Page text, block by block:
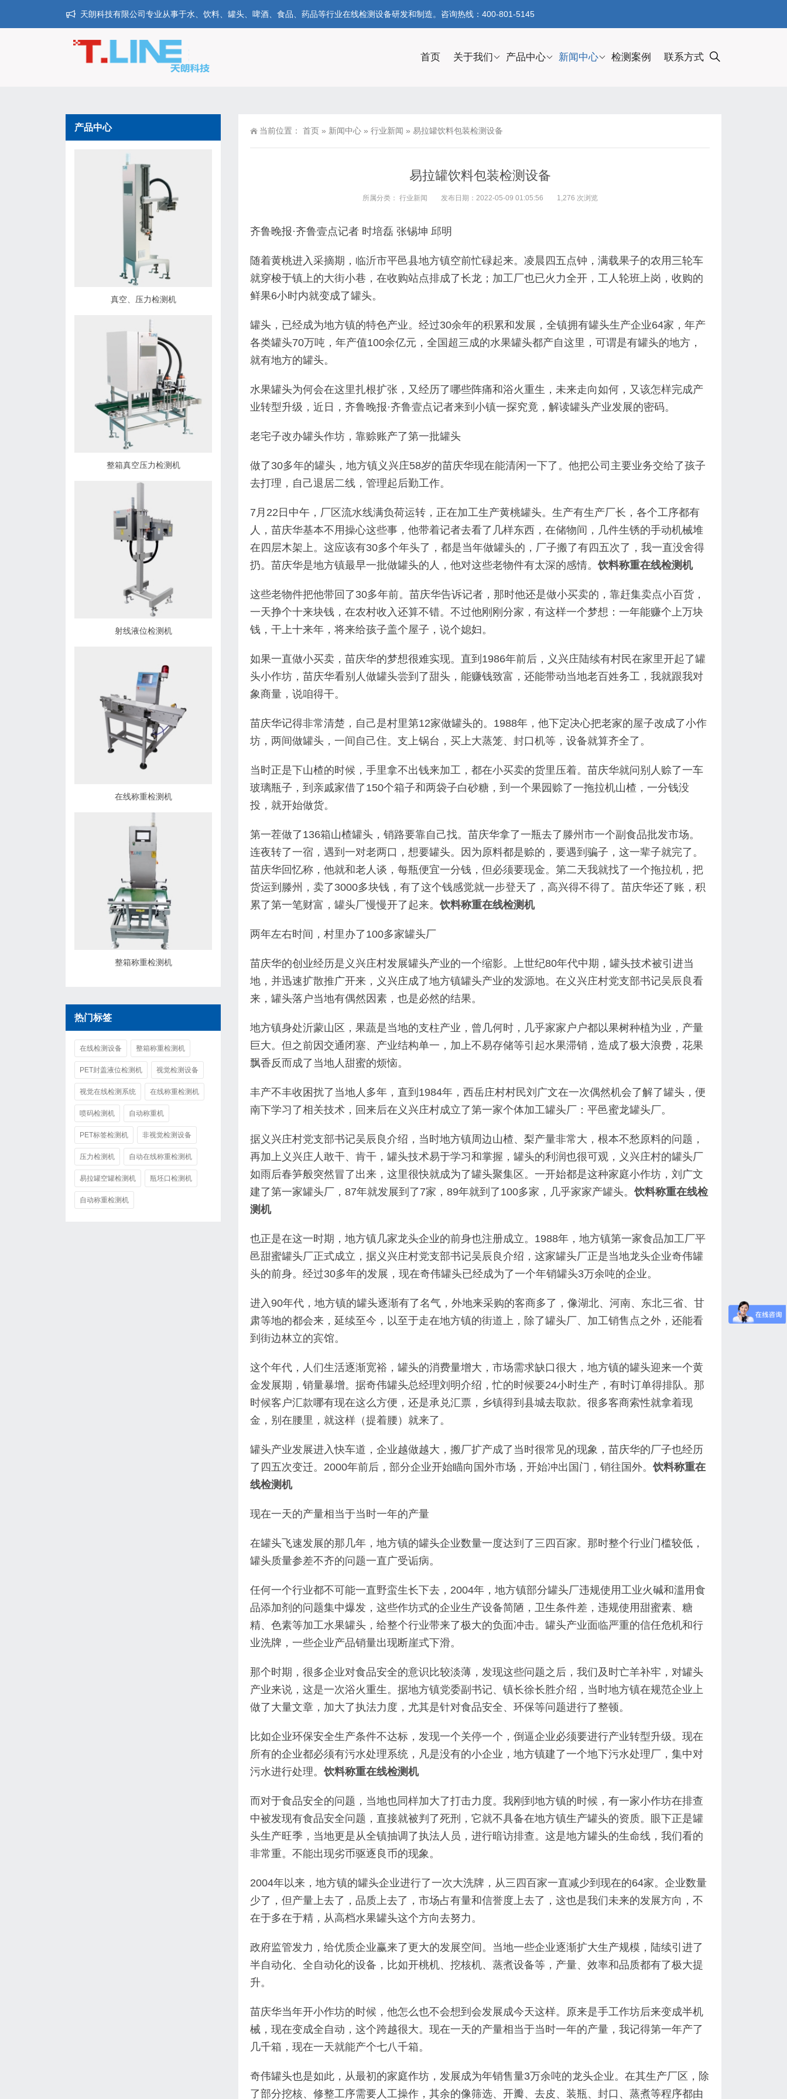
天朗科技有限公司专业从事于水、饮料、罐头、啤酒、食品、药品等行业在线检测设备研发和制造。咨询热线：400-801-5145
首页 关于我们 产品中心 新闻中心 检测案例 联系方式
当前位置： 首页 » 新闻中心 » 行业新闻 » 易拉罐饮料包装检测设备
易拉罐饮料包装检测设备
所属分类： 行业新闻 发布日期：2022-05-09 01:05:56 1,276 次浏览
齐鲁晚报·齐鲁壹点记者 时培磊 张锡坤 邱明
随着黄桃进入采摘期，临沂市平邑县地方镇空前忙碌起来。凌晨四五点钟，满载果子的农用三轮车
就穿梭于镇上的大街小巷，在收购站点排成了长龙；加工厂也已火力全开，工人轮班上岗，收购的
鲜果6小时内就变成了罐头。
罐头，已经成为地方镇的特色产业。经过30余年的积累和发展，全镇拥有罐头生产企业64家，年产
各类罐头70万吨，年产值100余亿元，全国超三成的水果罐头都产自这里，可谓是有罐头的地方，
就有地方的罐头。
水果罐头为何会在这里扎根扩张，又经历了哪些阵痛和浴火重生，未来走向如何，又该怎样完成产
业转型升级，近日，齐鲁晚报·齐鲁壹点记者来到小镇一探究竟，解读罐头产业发展的密码。
老宅子改办罐头作坊，靠赊账产了第一批罐头
做了30多年的罐头，地方镇义兴庄58岁的苗庆华现在能清闲一下了。他把公司主要业务交给了孩子
去打理，自己退居二线，管理起后勤工作。
7月22日中午，厂区流水线满负荷运转，正在加工生产黄桃罐头。生产有生产厂长，各个工序都有
人，苗庆华基本不用操心这些事，他带着记者去看了几样东西，在储物间，几件生锈的手动机械堆
在四层木架上。这应该有30多个年头了，都是当年做罐头的，厂子搬了有四五次了，我一直没舍得
扔。苗庆华是地方镇最早一批做罐头的人，他对这些老物件有太深的感情。饮料称重在线检测机
这些老物件把他带回了30多年前。苗庆华告诉记者，那时他还是做小买卖的，靠赶集卖点小百货，
一天挣个十来块钱，在农村收入还算不错。不过他刚刚分家，有这样一个梦想：一年能赚个上万块
钱，干上十来年，将来给孩子盖个屋子，说个媳妇。
如果一直做小买卖，苗庆华的梦想很难实现。直到1986年前后，义兴庄陆续有村民在家里开起了罐
头小作坊，苗庆华看别人做罐头尝到了甜头，能赚钱致富，还能带动当地老百姓务工，我就跟我对
象商量，说咱得干。
苗庆华记得非常清楚，自己是村里第12家做罐头的。1988年，他下定决心把老家的屋子改成了小作
坊，两间做罐头，一间自己住。支上锅台，买上大蒸笼、封口机等，设备就算齐全了。
当时正是下山楂的时候，手里拿不出钱来加工，都在小买卖的货里压着。苗庆华就问别人赊了一车
玻璃瓶子，到亲戚家借了150个箱子和两袋子白砂糖，到一个果园赊了一拖拉机山楂，一分钱没
投，就开始做货。
第一茬做了136箱山楂罐头，销路要靠自己找。苗庆华拿了一瓶去了滕州市一个副食品批发市场。
连夜转了一宿，遇到一对老两口，想要罐头。因为原料都是赊的，要遇到骗子，这一辈子就完了。
苗庆华回忆称，他就和老人谈，每瓶便宜一分钱，但必须要现金。第二天我就找了一个拖拉机，把
货运到滕州，卖了3000多块钱，有了这个钱感觉就一步登天了，高兴得不得了。苗庆华还了账，积
累了第一笔财富，罐头厂慢慢开了起来。饮料称重在线检测机
两年左右时间，村里办了100多家罐头厂
苗庆华的创业经历是义兴庄村发展罐头产业的一个缩影。上世纪80年代中期，罐头技术被引进当
地，并迅速扩散推广开来，义兴庄成了地方镇罐头产业的发源地。在义兴庄村党支部书记吴辰良看
来，罐头落户当地有偶然因素，也是必然的结果。
地方镇身处沂蒙山区，果蔬是当地的支柱产业，曾几何时，几乎家家户户都以果树种植为业，产量
巨大。但之前因交通闭塞、产业结构单一，加上不易存储等引起水果滞销，造成了极大浪费，花果
飘香反而成了当地人甜蜜的烦恼。
丰产不丰收困扰了当地人多年，直到1984年，西岳庄村村民刘广文在一次偶然机会了解了罐头，便
南下学习了相关技术，回来后在义兴庄村成立了第一家个体加工罐头厂：平邑蜜龙罐头厂。
据义兴庄村党支部书记吴辰良介绍，当时地方镇周边山楂、梨产量非常大，根本不愁原料的问题，
再加上义兴庄人敢干、肯干，罐头技术易于学习和掌握，罐头的利润也很可观，义兴庄村的罐头厂
如雨后春笋般突然冒了出来，这里很快就成为了罐头聚集区。一开始都是这种家庭小作坊，刘广文
建了第一家罐头厂，87年就发展到了7家，89年就到了100多家，几乎家家产罐头。饮料称重在线检
测机
也正是在这一时期，地方镇几家龙头企业的前身也注册成立。1988年，地方镇第一家食品加工厂平
邑甜蜜罐头厂正式成立，据义兴庄村党支部书记吴辰良介绍，这家罐头厂正是当地龙头企业奇伟罐
头的前身。经过30多年的发展，现在奇伟罐头已经成为了一个年销罐头3万余吨的企业。
进入90年代，地方镇的罐头逐渐有了名气，外地来采购的客商多了，像湖北、河南、东北三省、甘
肃等地的都会来，延续至今，以至于走在地方镇的街道上，除了罐头厂、加工销售点之外，还能看
到街边林立的宾馆。
这个年代，人们生活逐渐宽裕，罐头的消费量增大，市场需求缺口很大，地方镇的罐头迎来一个黄
金发展期，销量暴增。据奇伟罐头总经理刘明介绍，忙的时候要24小时生产，有时订单得排队。那
时候客户汇款哪有现在这么方便，还是承兑汇票，乡镇得到县城去取款。很多客商索性就拿着现
金，别在腰里，就这样（提着腰）就来了。
罐头产业发展进入快车道，企业越做越大，搬厂扩产成了当时很常见的现象，苗庆华的厂子也经历
了四五次变迁。2000年前后，部分企业开始瞄向国外市场，开始冲出国门，销往国外。饮料称重在
线检测机
现在一天的产量相当于当时一年的产量
在罐头飞速发展的那几年，地方镇的罐头企业数量一度达到了三四百家。那时整个行业门槛较低，
罐头质量参差不齐的问题一直广受诟病。
任何一个行业都不可能一直野蛮生长下去，2004年，地方镇部分罐头厂违规使用工业火碱和滥用食
品添加剂的问题集中爆发，这些作坊式的企业生产设备简陋，卫生条件差，违规使用甜蜜素、糖
精、色素等加工水果罐头，给整个行业带来了极大的负面冲击。罐头产业面临严重的信任危机和行
业洗牌，一些企业产品销量出现断崖式下滑。
那个时期，很多企业对食品安全的意识比较淡薄，发现这些问题之后，我们及时亡羊补牢，对罐头
产业来说，这是一次浴火重生。据地方镇党委副书记、镇长徐长胜介绍，当时地方镇在规范企业上
做了大量文章，加大了执法力度，尤其是针对食品安全、环保等问题进行了整顿。
比如企业环保安全生产条件不达标，发现一个关停一个，倒逼企业必须要进行产业转型升级。现在
所有的企业都必须有污水处理系统，凡是没有的小企业，地方镇建了一个地下污水处理厂，集中对
污水进行处理。饮料称重在线检测机
而对于食品安全的问题，当地也同样加大了打击力度。我刚到地方镇的时候，有一家小作坊在排查
中被发现有食品安全问题，直接就被判了死刑，它就不具备在地方镇生产罐头的资质。眼下正是罐
头生产旺季，当地更是从全镇抽调了执法人员，进行暗访排查。这是地方罐头的生命线，我们看的
非常重。不能出现劣币驱逐良币的现象。
2004年以来，地方镇的罐头企业进行了一次大洗牌，从三四百家一直减少到现在的64家。企业数量
少了，但产量上去了，品质上去了，市场占有量和信誉度上去了，这也是我们未来的发展方向，不
在于多在于精，从高档水果罐头这个方向去努力。
政府监管发力，给优质企业赢来了更大的发展空间。当地一些企业逐渐扩大生产规模，陆续引进了
半自动化、全自动化的设备，比如开桃机、挖核机、蒸煮设备等，产量、效率和品质都有了极大提
升。
苗庆华当年开小作坊的时候，他怎么也不会想到会发展成今天这样。原来是手工作坊后来变成半机
械，现在变成全自动，这个跨越很大。现在一天的产量相当于当时一年的产量，我记得第一年产了
几千箱，现在一天就能产个七八千箱。
奇伟罐头也是如此，从最初的家庭作坊，发展成为年销售量3万余吨的龙头企业。在其生产厂区，除
了部分挖核、修整工序需要人工操作，其余的像筛选、开瓣、去皮、装瓶、封口、蒸煮等程序都由
产品中心
真空、压力检测机
整箱真空压力检测机
射线液位检测机
在线称重检测机
整箱称重检测机
热门标签
在线检测设备 整箱称重检测机
PET封盖液位检测机 视觉检测设备
视觉在线检测系统 在线称重检测机
喷码检测机 自动称重机
PET标签检测机 非视觉检测设备
压力检测机 自动在线称重检测机
易拉罐空罐检测机 瓶坯口检测机
自动称重检测机